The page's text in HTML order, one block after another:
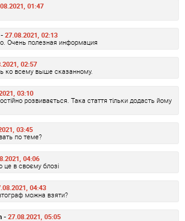
01:47
27.08.2021, 02:13
Очень полезная информация
02:57
ко всему выше сказанному.
03:10
розвивається. Така стаття тільки додасть йому
03:45
по теме?
04:06
це в своєму блозі
04:43
можна взяти?
- 27.08.2021, 05:05